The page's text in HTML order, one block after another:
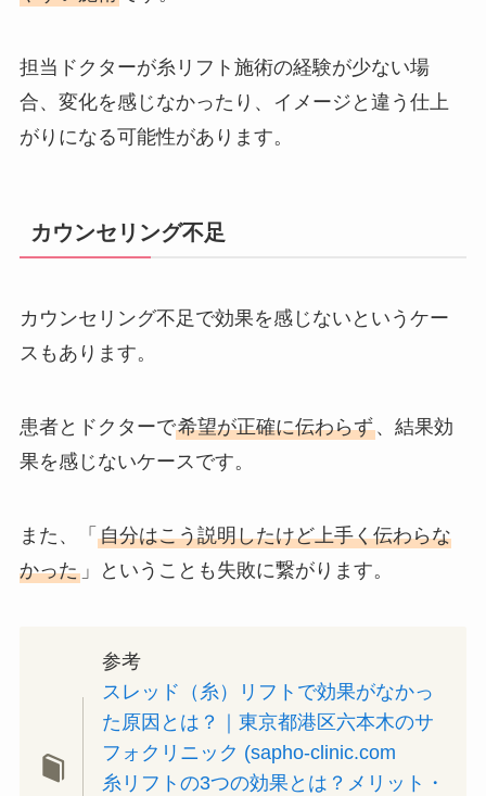
担当ドクターが糸リフト施術の経験が少ない場
合、変化を感じなかったり、イメージと違う仕上
がりになる可能性があります。
カウンセリング不足
カウンセリング不足で効果を感じないというケー
スもあります。
患者とドクターで希望が正確に伝わらず、結果効
果を感じないケースです。
また、「 自分はこう説明したけど上手く伝わらな
かった」ということも失敗に繋がります。
参考
スレッド（糸）リフトで効果がなかっ
た原因とは？｜東京都港区六本木のサ
フォクリニック (sapho-clinic.com
糸リフトの3つの効果とは？メリット・